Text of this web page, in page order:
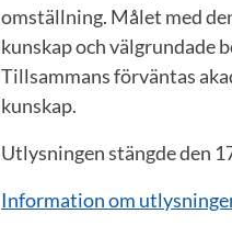
omställning. Målet med
kunskap och välgrundade
Tillsammans förväntas
kunskap.
Utlysningen stängde den
Information om